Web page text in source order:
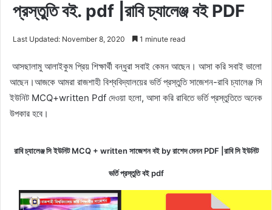
প্রস্তুতি বই. pdf |রাবি চ্যালেঞ্জ বই PDF
Last Updated: November 8, 2020 1 minute read
আসছালামু আলাইকুম প্রিয় শিক্ষার্থী বন্ধুরা সবাই কেমন আছেন। আসা করি সবাই ভালো
আছেন।আজকে আমরা রাজশাহী বিশ্ববিদ্যালয়ের ভর্তি প্রস্তুতি সাজেশন-রাবি চ্যালেঞ্জ সি
ইউনিট MCQ+written Pdf দেওয়া হলো, আসা করি রাবিতে ভর্তি প্রস্তুতিতে অনেক
উপকার হবে।
রাবি চ্যালেঞ্জ সি ইউনিট MCQ + written সাজেশন বই by রাশেদ মেনন PDF |রাবি সি ইউনিট
ভর্তি প্রস্তুতি বই pdf